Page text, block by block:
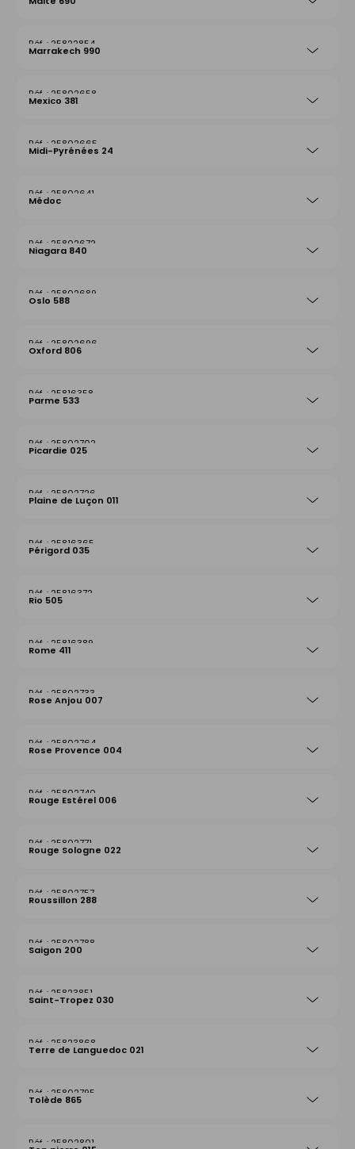
25822854
Marrakech 990
25802658
Mexico 381
25802665
Midi-Pyrénées 24
25802641
Médoc
25802672
Niagara 840
25802689
Oslo 588
25802696
Oxford 806
25816358
Parme 533
25802702
Picardie 025
25802726
Plaine de Luçon 011
25816365
Périgord 035
25816372
Rio 505
25816389
Rome 411
25802733
Rose Anjou 007
25802764
Rose Provence 004
25802740
Rouge Estérel 006
25802771
Rouge Sologne 022
25802757
Roussillon 288
25802788
Saigon 200
25823851
Saint-Tropez 030
25823868
Terre de Languedoc 021
25802795
Tolède 865
25802801